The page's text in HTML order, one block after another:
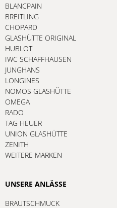
BLANCPAIN
BREITLING
CHOPARD
GLASHÜTTE ORIGINAL
HUBLOT
IWC SCHAFFHAUSEN
JUNGHANS
LONGINES
NOMOS GLASHÜTTE
OMEGA
RADO
TAG HEUER
UNION GLASHÜTTE
ZENITH
WEITERE MARKEN
UNSERE ANLÄSSE
BRAUTSCHMUCK